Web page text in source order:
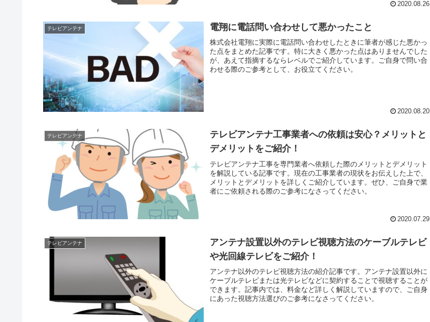
2020.08.26
テレビアンテナ 電翔に電話問い合わせして悪かったこと
株式会社電翔に実際に電話問い合わせしたときに筆者が感じた悪かっ
た点をまとめた記事です。特に大きく悪かった点はありませんでした
が、あえて指摘するならレベルでご紹介しています。ご自身で問い合
わせる際のご参考として、お役立てください。
2020.08.20
テレビアンテナ
テレビアンテナ工事業者への依頼は安心？メリットと
デメリットをご紹介！
テレビアンテナ工事を専門業者へ依頼した際のメリットとデメリット
を解説している記事です。現在の工事業者の現状をお伝えした上で、
メリットとデメリットを詳しくご紹介しています。ぜひ、ご自身で業
者にご依頼される際のご参考になさってください。
2020.07.29
テレビアンテナ
アンテナ設置以外のテレビ視聴方法のケーブルテレビ
や光回線テレビをご紹介！
アンテナ以外のテレビ視聴方法の紹介記事です。アンテナ設置以外に
ケーブルテレビまたは光テレビなどに契約することで視聴することが
できます。記事内では、料金など詳しく解説していますので、ご自身
にあった視聴方法選びのご参考になさってください。